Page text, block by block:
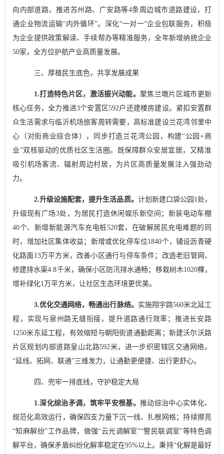
向内部道路，推进苏州路、广安路等4条周边城市道路建设，打
通企业物流运输“内外循环”。深化“一对一”企业包联服务，积极
为企业提供政策解读、手续帮办等精准服务，全年新增纳统企业
50家，全方位护航产业高质量发展。
三、厚植民生底色，共享发展成果
1.打造特色片区，激活振兴动能。 聚焦兰墩片区城市更新
核心任务，全力推进3个安置区592户还建楼房建设。紧扣安置群
众生活需求与临沂机场旅客周转需要，高标准建设兰花湾邻里中
心（对街商业综合体），同步打造兰花湾公园，构建“公园+商
业”双核驱动的优质社区生活圈。既保障群众安居宜居，又精准
吸引机场客流、辐射周边村居，为片区高质量发展注入强劲动
力。
2.升级设施配套，提升生活品质。 计划新建口袋公园 1处，
升级现有广场3处，为居民打造休闲娱乐新空间；新装电动车棚
40个、新增新能源汽车充电桩520套，在破解居民充电难题的同
时，增加社区集体收益；新增或优化停车位1840个，铺设沥青硬
化路面 13万平方米，改善小区通行与停车条件；改造老旧管网、
修建排水渠4.8千米，确保小区防汛排水通畅；移栽树木1020棵，
增补绿化1 万平方米，让社区生态环境更优美。
3.优化交通网络，畅通出行脉络。 实施翔宇路560米北延工
程，实现与泉州路无缝衔接，提升道路通行效率；推进长安路
1250米东延工程，有效缩短与朝阳街道通勤距离；新建沃尔沃路
片区规划内部道路皇山北路592米，进一步织密辖区交通网络。
“延线、拓网、联通”三维发力，让通勤更便捷、出行更舒心。
四、兜牢一排底线，守护稳定大局
1.深化综治矛调，筑牢平安根基。 推动综治中心实体化、
规范化高效运行，确保四支力量下沉一线、扎根网格；持续擦亮
“知麻解纷”工作品牌，做强“云光调解室”“警民联调室”等特色调
解平台，确保矛盾纠纷化解率稳定在95%以上。秉持“化解是最好